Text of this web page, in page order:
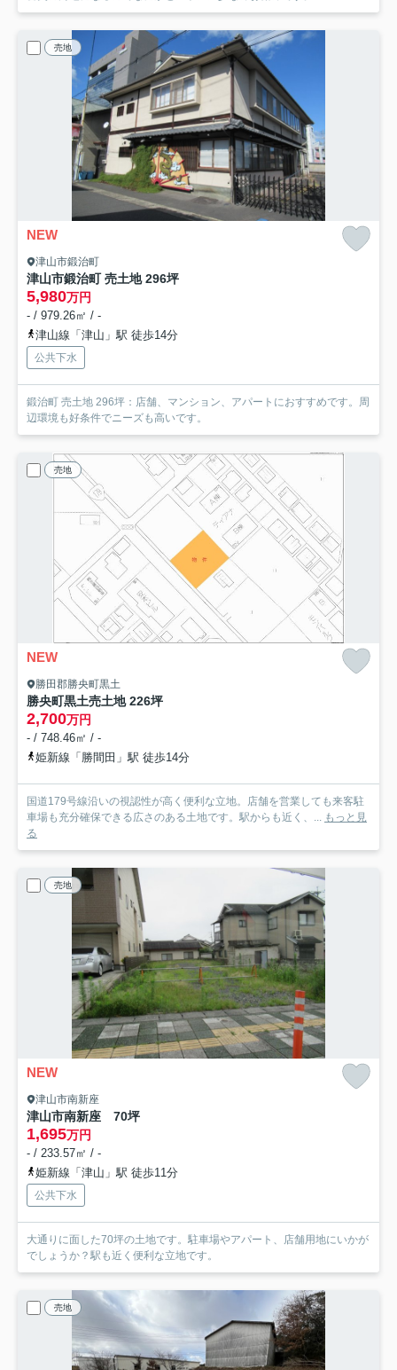
売地
NEW
津山市鍛治町
津山市鍛治町 売土地 296坪
5,980万円
- / 979.26㎡ / -
津山線「津山」駅 徒歩14分
公共下水
鍛治町 売土地 296坪：店舗、マンション、アパートにおすすめです。周
辺環境も好条件でニーズも高いです。
売地
NEW
勝田郡勝央町黒土
勝央町黒土売土地 226坪
2,700万円
- / 748.46㎡ / -
姫新線「勝間田」駅 徒歩14分
国道179号線沿いの視認性が高く便利な立地。店舗を営業しても来客駐
車場も充分確保できる広さのある土地です。駅からも近く、...
もっと見
る
売地
NEW
津山市南新座
津山市南新座 70坪
1,695万円
- / 233.57㎡ / -
姫新線「津山」駅 徒歩11分
公共下水
大通りに面した70坪の土地です。駐車場やアパート、店舗用地にいかが
でしょうか？駅も近く便利な立地です。
売地